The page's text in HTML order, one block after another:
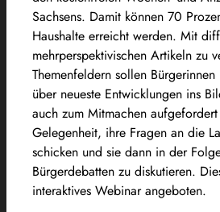
Sachsens. Damit können 70
Haushalte erreicht werden. Mit
mehrperspektivischen Artikeln zu
Themenfeldern sollen
über neueste Entwicklungen ins
auch zum Mitmachen
Gelegenheit, ihre Fragen an die
schicken und sie dann in der
Bürgerdebatten zu diskutieren.
interaktives Webinar angeboten.